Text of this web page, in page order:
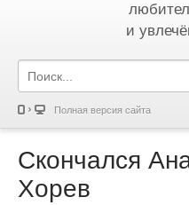
и
Полная версия сайта
Скончался
Хорев